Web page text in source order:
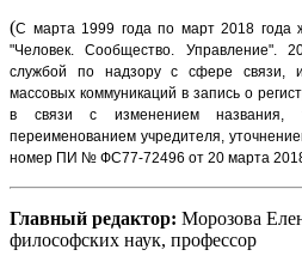
(С марта 1999 года по март 2018 года
"Человек. Сообщество. Управление".
службой по надзору с сфере связи,
массовых коммуникаций в запись о
в связи с изменением названия,
переименованием учредителя,
номер ПИ № ФС77-72496 от 20 марта 2018
Главный редактор: Морозова
философских наук, профессор